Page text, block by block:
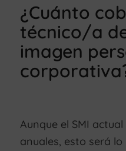
¿Cuánto
técnico/a
imagen
Aunque el SMI
anuales, esto será